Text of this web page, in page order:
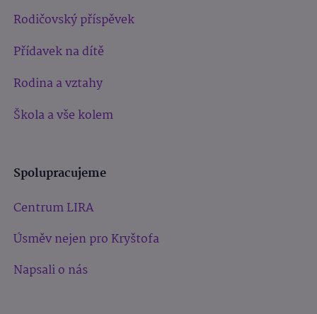
Rodičovský příspěvek
Přídavek na dítě
Rodina a vztahy
Škola a vše kolem
Spolupracujeme
Centrum LIRA
Úsměv nejen pro Kryštofa
Napsali o nás